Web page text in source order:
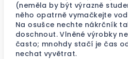
(neměla by být výrazně
něho opatrně vymačkejte
Na osušce nechte nákrčník
doschnout. Vlněné výrobky
často; mnohdy stačí je čas
nechat vyvětrat.